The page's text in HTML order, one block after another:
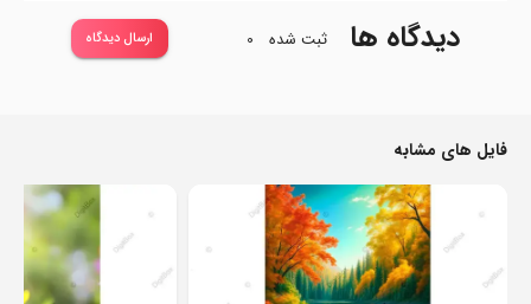
دیدگاه ها ثبت شده 0 ارسال دیدگاه
فایل های مشابه